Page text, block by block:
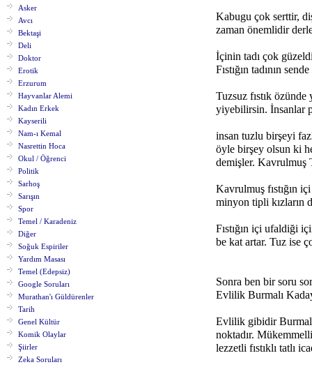
Asker
Avcı
Bektaşi
Deli
Doktor
Erotik
Erzurum
Hayvanlar Alemi
Kadın Erkek
Kayserili
Nam-ı Kemal
Nasrettin Hoca
Okul / Öğrenci
Politik
Sarhoş
Sarışın
Spor
Temel / Karadeniz
Diğer
Soğuk Espiriler
Yardım Masası
Temel (Edepsiz)
Google Soruları
Murathan'ı Güldürenler
Tarih
Genel Kültür
Komik Olaylar
Şiirler
Zeka Soruları
Kabugu çok serttir,
zaman önemlidir
İçinin tadı çok
Fıstığın tadının
Tuzsuz fıstık
yiyebilirsin. İnsanlar
insan tuzlu birşeyi
öyle birşey olsun ki
demişler. Kavrulmuş
Kavrulmuş fıstığın
minyon tipli kızların
Fıstığın içi ufaldiği
be kat artar. Tuz ise
Sonra ben bir soru
Evlilik Burmalı
Evlilik gibidir Burmalı
noktadır.
lezzetli fıstıklı tatlı